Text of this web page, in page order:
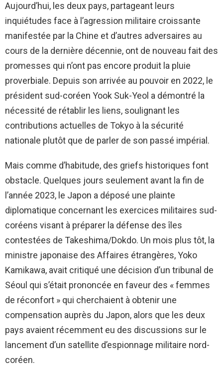
Aujourd’hui, les deux pays, partageant leurs
inquiétudes face à l’agression militaire croissante
manifestée par la Chine et d’autres adversaires au
cours de la dernière décennie, ont de nouveau fait des
promesses qui n’ont pas encore produit la pluie
proverbiale. Depuis son arrivée au pouvoir en 2022, le
président sud-coréen Yook Suk-Yeol a démontré la
nécessité de rétablir les liens, soulignant les
contributions actuelles de Tokyo à la sécurité
nationale plutôt que de parler de son passé impérial.
Mais comme d’habitude, des griefs historiques font
obstacle. Quelques jours seulement avant la fin de
l’année 2023, le Japon a déposé une plainte
diplomatique concernant les exercices militaires sud-
coréens visant à préparer la défense des îles
contestées de Takeshima/Dokdo. Un mois plus tôt, la
ministre japonaise des Affaires étrangères, Yoko
Kamikawa, avait critiqué une décision d’un tribunal de
Séoul qui s’était prononcée en faveur des « femmes
de réconfort » qui cherchaient à obtenir une
compensation auprès du Japon, alors que les deux
pays avaient récemment eu des discussions sur le
lancement d’un satellite d’espionnage militaire nord-
coréen.